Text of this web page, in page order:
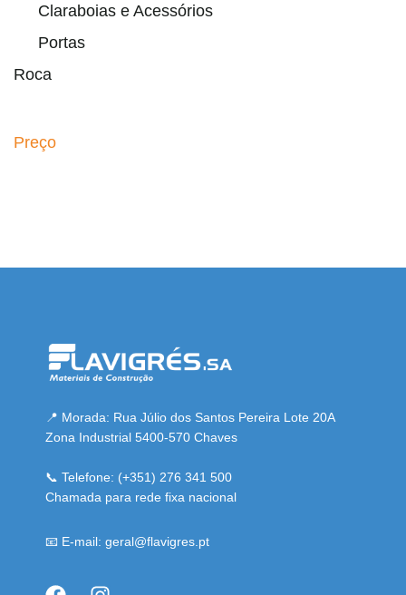
Claraboias e Acessórios
Portas
Roca
Preço
📍 Morada: Rua Júlio dos Santos Pereira Lote 20A
Zona Industrial 5400-570 Chaves
📞 Telefone: (+351) 276 341 500
Chamada para rede fixa nacional
📧 E-mail: geral@flavigres.pt